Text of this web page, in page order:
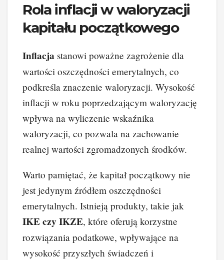
Rola inflacji w waloryzacji
kapitału początkowego
Inflacja stanowi poważne zagrożenie dla
wartości oszczędności emerytalnych, co
podkreśla znaczenie waloryzacji. Wysokość
inflacji w roku poprzedzającym waloryzację
wpływa na wyliczenie wskaźnika
waloryzacji, co pozwala na zachowanie
realnej wartości zgromadzonych środków.
Warto pamiętać, że kapitał początkowy nie
jest jedynym źródłem oszczędności
emerytalnych. Istnieją produkty, takie jak
IKE czy IKZE, które oferują korzystne
rozwiązania podatkowe, wpływające na
wysokość przyszłych świadczeń i